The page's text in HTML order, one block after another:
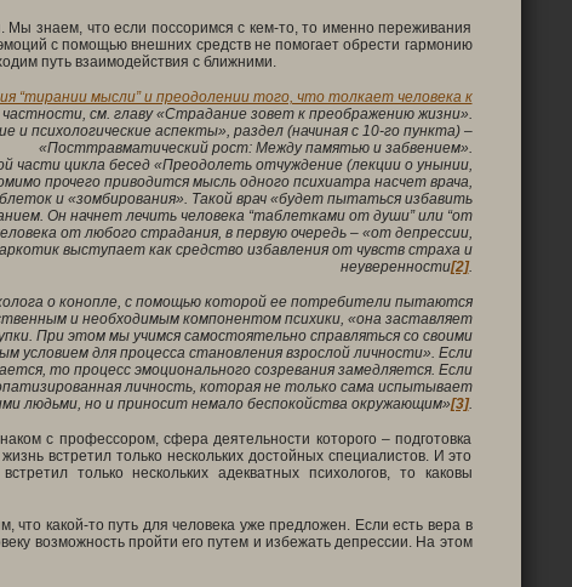
знаем, что если поссоримся с кем-то, то именно переживания
с помощью внешних средств не помогает обрести гармонию
путь взаимодействия с ближними.
“тирании мысли” и преодолении того, что толкает человека к
см. главу «Страдание зовет к преображению жизни».
психологические аспекты», раздел (начиная с 10-го пункта) –
«Посттравматический рост: Между памятью и забвением».
части цикла бесед «Преодолеть отчуждение (лекции о унынии,
прочего приводится мысль одного психиатра насчет врача,
и «зомбирования». Такой врач «будет пытаться избавить
Он начнет лечить человека “таблетками от души” или “от
от любого страдания, в первую очередь – «от депрессии,
выступает как средство избавления от чувств страха и
неуверенности[2].
о конопле, с помощью которой ее потребители пытаются
и необходимым компонентом психики, «она заставляет
При этом мы учимся самостоятельно справляться со своими
для процесса становления взрослой личности». Если
то процесс эмоционального созревания замедляется. Если
личность, которая не только сама испытывает
людьми, но и приносит немало беспокойства окружающим»[3].
с профессором, сфера деятельности которого – подготовка
встретил только нескольких достойных специалистов. И это
только нескольких адекватных психологов, то каковы
какой-то путь для человека уже предложен. Если есть вера в
возможность пройти его путем и избежать депрессии. На этом